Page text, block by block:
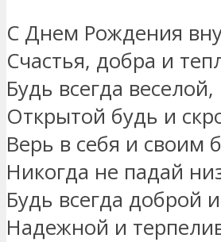
С Днем Рождения
Счастья, добра и
Будь всегда веселой,
Открытой будь и
Верь в себя и своим
Никогда не падай
Будь всегда доброй
Надежной и